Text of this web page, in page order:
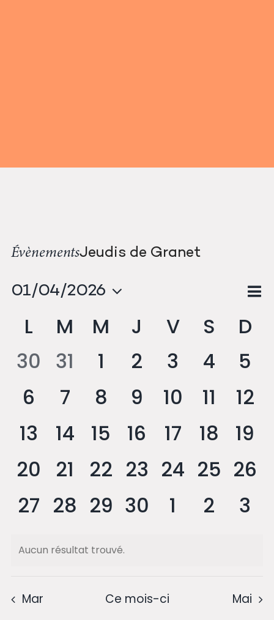
ÉvènementsJeudis de Granet
01/04/2026
uneCalendrier
de
Évènements
L M M J V S
D
0
évènement,
30 0
évènement,
31
0
évènement,
1
0
évènement,
2
0
3
0
4
0
5
0
évènement,
6
0
évènement,
7
0
évènement,
8
0
évènement,
9
0
10
0
11
0
12
0
évènement,
13
0
évènement,
14
0
évènement,
15
0
évènement,
16
0
17
0
18
0
19
0
évènement,
20
0
évènement,
21
0
évènement,
22 0
évènement,
23 0
24 0
25 0
26
0
27 0
28 0
29 0
30
0
1
0
2
0
3
Aucun résultat trouvé.
Mar Ce mois-ci Mai